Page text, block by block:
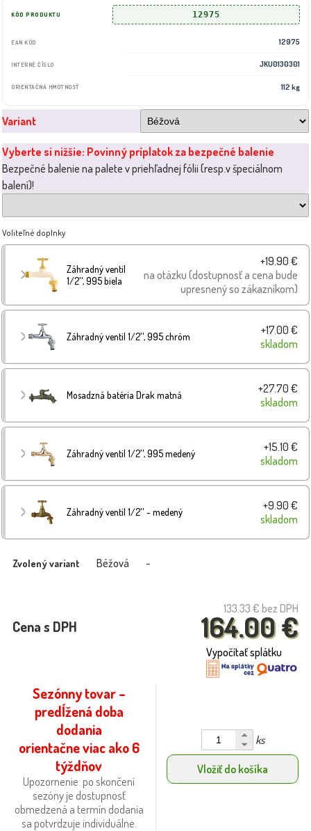
KÓD PRODUKTU 12975
EAN KÓD 12975
INTERNÉ ČÍSLO JKU0130301
ORIENTAČNÁ HMOTNOSŤ 112 kg
Variant
Vyberte si nižšie: Povinný príplatok za bezpečné balenie
Bezpečné balenie na palete v priehľadnej fólii (resp.v špeciálnom
balení)!
Voliteľné doplnky
Záhradný ventil
1/2'', 995 biela
+19.90 €
na otázku (dostupnosť a cena bude
upresnený so zákazníkom)
Záhradný ventil 1/2'', 995 chróm
+17.00 €
skladom
Mosadzná batéria Drak matná
+27.70 €
skladom
Záhradný ventil 1/2'', 995 medený
+15.10 €
skladom
Záhradný ventil 1/2'' - medený
+9.90 €
skladom
Zvolený variant Béžová -
133.33 € bez DPH
164.00 €
Cena s DPH
Vypočítať splátku
Sezónny tovar –
predĺžená doba
dodania
orientačne viac ako 6
týždňov
Upozornenie: po skončení
sezóny je dostupnosť
obmedzená a termín dodania
sa potvrdzuje individuálne.
ks
Vložiť do košíka